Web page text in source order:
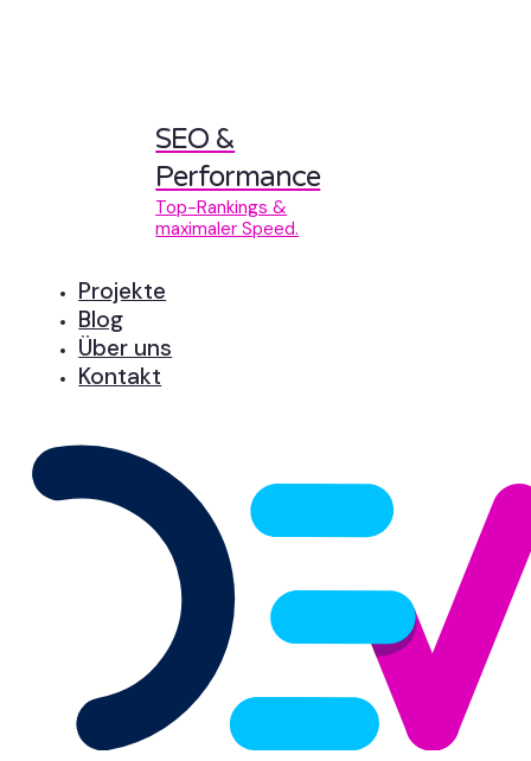
SEO &
Performance
Top-Rankings &
maximaler Speed.
Projekte
Blog
Über uns
Kontakt